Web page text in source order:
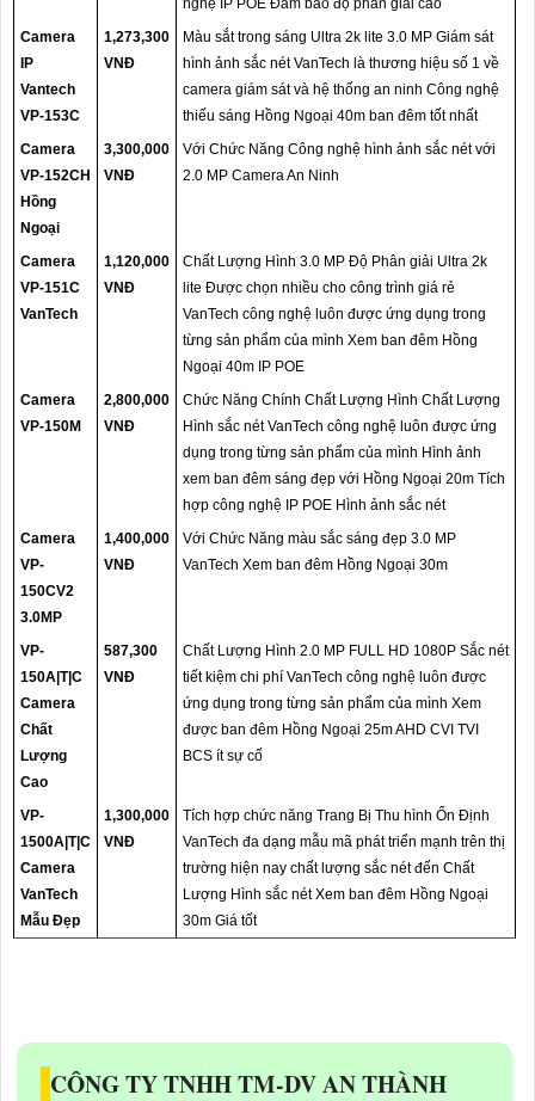
nghệ IP POE Đảm bảo độ phân giải cao
Camera
IP
Vantech
VP-153C
1,273,300
VNĐ
Màu sắt trong sáng Ultra 2k lite 3.0 MP Giám sát
hình ảnh sắc nét VanTech là thương hiệu số 1 về
camera giám sát và hệ thống an ninh Công nghệ
thiếu sáng Hồng Ngoại 40m ban đêm tốt nhất
Camera
VP-152CH
Hồng
Ngoại
3,300,000
VNĐ
Với Chức Năng Công nghệ hình ảnh sắc nét với
2.0 MP Camera An Ninh
Camera
VP-151C
VanTech
1,120,000
VNĐ
Chất Lượng Hình 3.0 MP Độ Phân giải Ultra 2k
lite Được chọn nhiều cho công trình giá rẻ
VanTech công nghệ luôn được ứng dụng trong
từng sản phẩm của mình Xem ban đêm Hồng
Ngoại 40m IP POE
Camera
VP-150M
2,800,000
VNĐ
Chức Năng Chính Chất Lượng Hình Chất Lượng
Hình sắc nét VanTech công nghệ luôn được ứng
dụng trong từng sản phẩm của mình Hình ảnh
xem ban đêm sáng đẹp với Hồng Ngoại 20m Tích
hợp công nghệ IP POE Hình ảnh sắc nét
Camera
VP-
150CV2
3.0MP
1,400,000
VNĐ
Với Chức Năng màu sắc sáng đẹp 3.0 MP
VanTech Xem ban đêm Hồng Ngoại 30m
VP-
150A|T|C
Camera
Chất
Lượng
Cao
587,300
VNĐ
Chất Lượng Hình 2.0 MP FULL HD 1080P Sắc nét
tiết kiệm chi phí VanTech công nghệ luôn được
ứng dụng trong từng sản phẩm của mình Xem
được ban đêm Hồng Ngoại 25m AHD CVI TVI
BCS ít sự cố
VP-
1500A|T|C
Camera
VanTech
Mẫu Đẹp
1,300,000
VNĐ
Tích hợp chức năng Trang Bị Thu hình Ổn Định
VanTech đa dạng mẫu mã phát triển mạnh trên thị
trường hiện nay chất lượng sắc nét đến Chất
Lượng Hình sắc nét Xem ban đêm Hồng Ngoại
30m Giá tốt
CÔNG TY TNHH TM-DV AN THÀNH